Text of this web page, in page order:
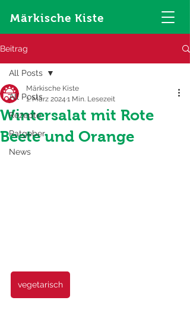
Märkische Kiste
Beitrag
All Posts
Rezepte
Ratgeber
News
All Posts
Wintersalat mit Rote
Beete und Orange
Märkische Kiste
1. März 2024 1 Min. Lesezeit
vegetarisch